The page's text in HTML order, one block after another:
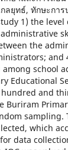
ลยุทธ์, ทักษะกา
1) the
the
school
Educational
and
Buriram
sampling.
which
data